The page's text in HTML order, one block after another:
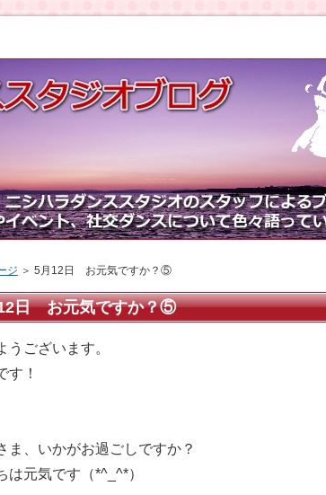
ジ ＞ 5月12日 お元気ですか？⑤
日 お元気ですか？⑤
うございます。
す！
ま、いかがお過ごしですか？
は元気です（*^_^*）